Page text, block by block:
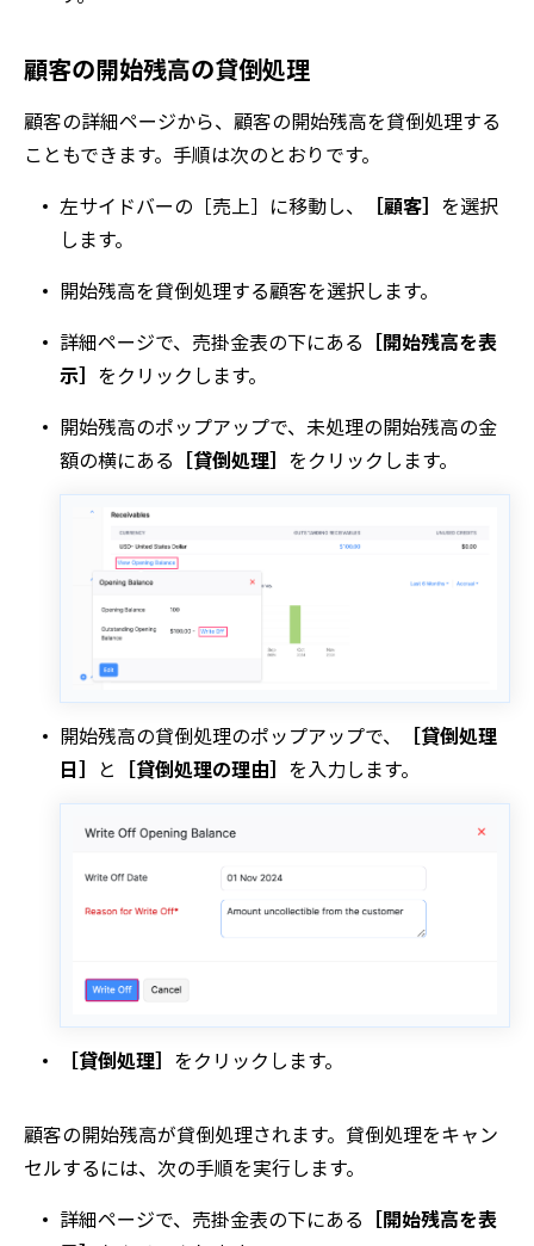
顧客の開始残高の貸倒処理
顧客の詳細ページから、顧客の開始残高を貸倒処理する
こともできます。手順は次のとおりです。
左サイドバーの ［売上］ に移動し、 ［顧客］ を選択
します。
開始残高を貸倒処理する顧客を選択します。
詳細ページで、 売掛金表の下にある ［開始残高を表
示］ をクリックします。
開始残高のポップアップで、 未処理の開始残高の金
額の横にある ［貸倒処理］ をクリックします。
開始残高の貸倒処理のポップアップで、
［貸倒処理
日］ と ［貸倒処理の理由］ を入力します。
［貸倒処理］ をクリックします。
顧客の開始残高が貸倒処理されます。貸倒処理をキャン
セルするには、次の手順を実行します。
詳細ページで、 売掛金表の下にある ［開始残高を表